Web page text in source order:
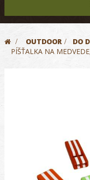
> OUTDOOR > DO
PÍŠŤALKA NA